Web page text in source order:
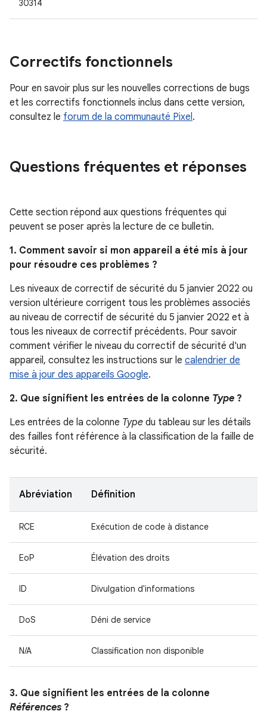
30314
Correctifs fonctionnels
Pour en savoir plus sur les nouvelles corrections de bugs
et les correctifs fonctionnels inclus dans cette version,
consultez le forum de la communauté Pixel.
Questions fréquentes et réponses
Cette section répond aux questions fréquentes qui
peuvent se poser après la lecture de ce bulletin.
1. Comment savoir si mon appareil a été mis à jour
pour résoudre ces problèmes ?
Les niveaux de correctif de sécurité du 5 janvier 2022 ou
version ultérieure corrigent tous les problèmes associés
au niveau de correctif de sécurité du 5 janvier 2022 et à
tous les niveaux de correctif précédents. Pour savoir
comment vérifier le niveau du correctif de sécurité d'un
appareil, consultez les instructions sur le calendrier de
mise à jour des appareils Google.
2. Que signifient les entrées de la colonne Type ?
Les entrées de la colonne Type du tableau sur les détails
des failles font référence à la classification de la faille de
sécurité.
Abréviation Définition
RCE Exécution de code à distance
EoP Élévation des droits
ID Divulgation d'informations
DoS Déni de service
N/A Classification non disponible
3. Que signifient les entrées de la colonne
Références ?